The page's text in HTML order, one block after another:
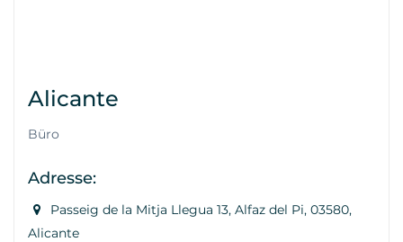
Alicante
Büro
Adresse:
Passeig de la Mitja Llegua 13, Alfaz del Pi, 03580,
Alicante